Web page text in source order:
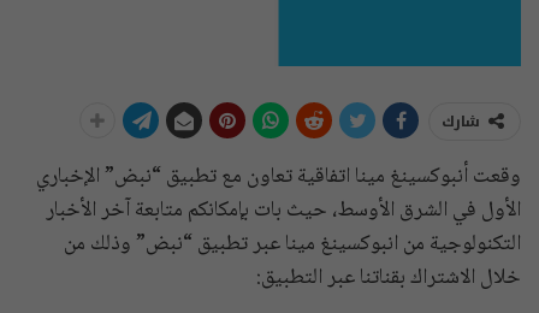
شارك
وقعت أنبوكسينغ مينا اتفاقية تعاون مع تطبيق “نبض” الإخباري
الأول في الشرق الأوسط، حيث بات بإمكانكم متابعة آخر الأخبار
التكنولوجية من انبوكسينغ مينا عبر تطبيق “نبض” وذلك من
خلال الاشتراك بقناتنا عبر التطبيق: